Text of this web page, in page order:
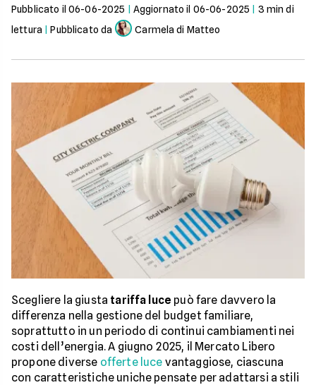
Pubblicato il 06-06-2025 Aggiornato il 06-06-2025 3 min di
lettura |Pubblicato da Carmela di Matteo
Scegliere la giusta tariffa luce può fare davvero la
differenza nella gestione del budget familiare,
soprattutto in un periodo di continui cambiamenti nei
costi dell’energia. A giugno 2025, il Mercato Libero
propone diverse offerte luce vantaggiose, ciascuna
con caratteristiche uniche pensate per adattarsi a stili